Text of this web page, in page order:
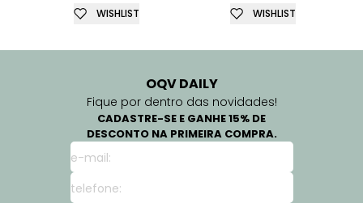
WISHLIST WISHLIST
OQV DAILY
Fique por dentro das novidades!
CADASTRE-SE E GANHE 15% DE
DESCONTO NA PRIMEIRA COMPRA.